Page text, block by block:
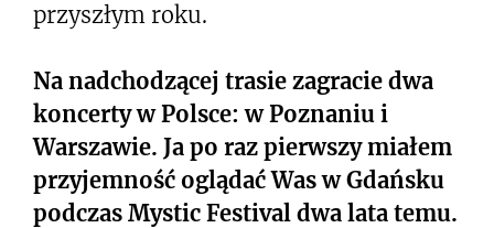
przyszłym roku.
Na nadchodzącej trasie zagracie dwa
koncerty w Polsce: w Poznaniu i
Warszawie. Ja po raz pierwszy miałem
przyjemność oglądać Was w Gdańsku
podczas Mystic Festival dwa lata temu.